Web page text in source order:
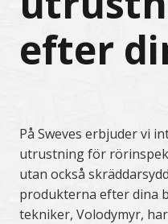
efter
På Sweves erbjuder vi
utrustning för
utan också
produkterna efter dina
tekniker, Volodymyr,